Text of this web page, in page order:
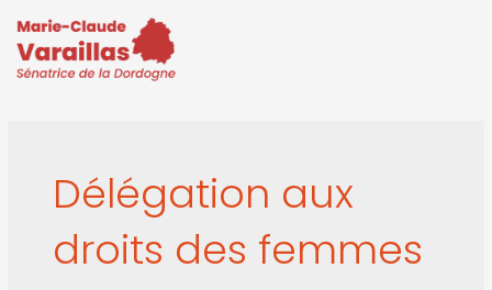
Délégation aux
droits des femmes